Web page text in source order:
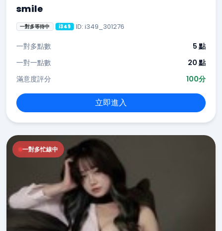
smile
一對多等待中 i349 ID: i349_301276
一對多點數
5 點
一對一點數
20 點
滿意度評分
100分
立即進入
一對多忙線中